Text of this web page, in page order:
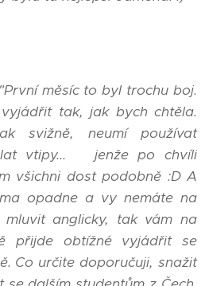
"První měsíc to byl trochu boj.
tak, jak bych chtěla.
svižně, neumí používat
vtipy... jenže po chvíli
všichni dost podobně :D A
opadne a vy nemáte na
anglicky, tak vám na
přijde obtížné vyjádřit se
Co určite doporučuji, snažit